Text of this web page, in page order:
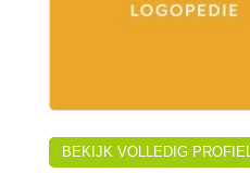
BEKIJK VOLLEDIG PROFIEL